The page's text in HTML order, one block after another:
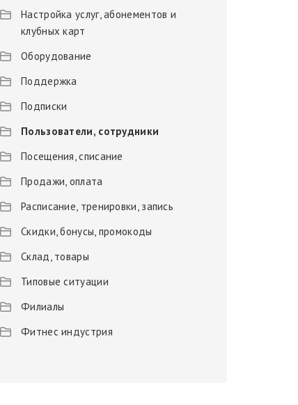
Настройка услуг, абонементов и
клубных карт
Оборудование
Поддержка
Подписки
Пользователи, сотрудники
Посещения, списание
Продажи, оплата
Расписание, тренировки, запись
Скидки, бонусы, промокоды
Склад, товары
Типовые ситуации
Филиалы
Фитнес индустрия